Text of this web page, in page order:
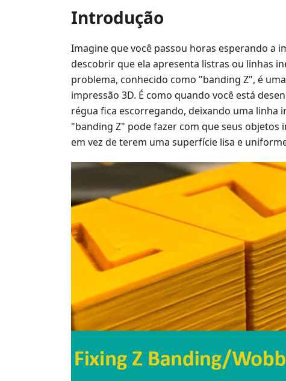
Introdução
Imagine que você passou horas esperando a
descobrir que ela apresenta listras ou linhas
problema, conhecido como "banding Z", é
impressão 3D. É como quando você está
régua fica escorregando, deixando uma linha
"banding Z" pode fazer com que seus objetos
em vez de terem uma superfície lisa e